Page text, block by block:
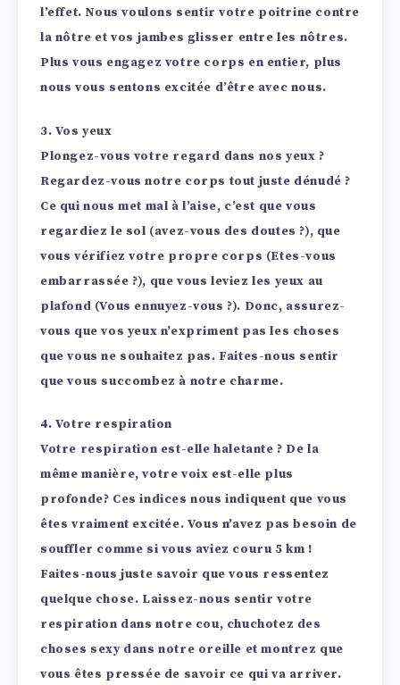
l’effet. Nous voulons sentir votre poitrine contre
la nôtre et vos jambes glisser entre les nôtres.
Plus vous engagez votre corps en entier, plus
nous vous sentons excitée d’être avec nous.
3. Vos yeux
Plongez-vous votre regard dans nos yeux ?
Regardez-vous notre corps tout juste dénudé ?
Ce qui nous met mal à l’aise, c’est que vous
regardiez le sol (avez-vous des doutes ?), que
vous vérifiez votre propre corps (Etes-vous
embarrassée ?), que vous leviez les yeux au
plafond (Vous ennuyez-vous ?). Donc, assurez-
vous que vos yeux n’expriment pas les choses
que vous ne souhaitez pas. Faites-nous sentir
que vous succombez à notre charme.
4. Votre respiration
Votre respiration est-elle haletante ? De la
même manière, votre voix est-elle plus
profonde? Ces indices nous indiquent que vous
êtes vraiment excitée. Vous n’avez pas besoin de
souffler comme si vous aviez couru 5 km !
Faites-nous juste savoir que vous ressentez
quelque chose. Laissez-nous sentir votre
respiration dans notre cou, chuchotez des
choses sexy dans notre oreille et montrez que
vous êtes pressée de savoir ce qui va arriver.